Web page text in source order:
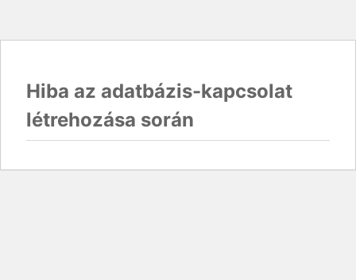
Hiba az adatbázis-kapcsolat
létrehozása során